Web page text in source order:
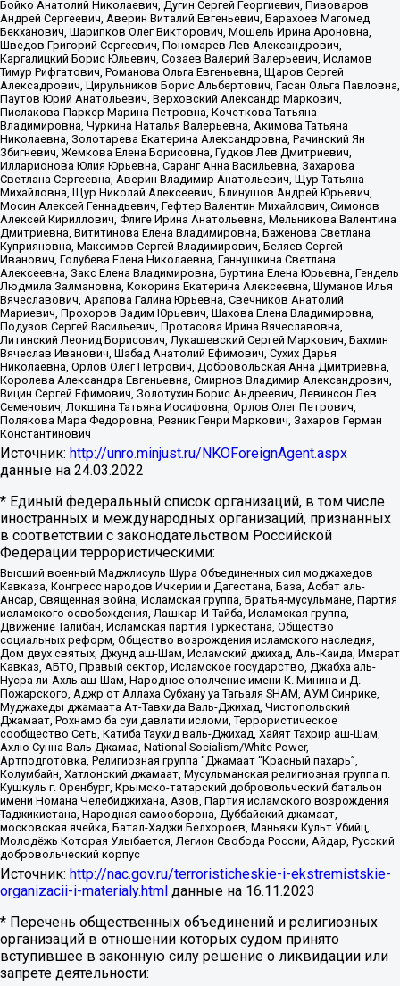
Бойко Анатолий Николаевич, Дугин Сергей Георгиевич, Пивоваров
Андрей Сергеевич, Аверин Виталий Евгеньевич, Барахоев Магомед
Бекханович, Шарипков Олег Викторович, Мошель Ирина Ароновна,
Шведов Григорий Сергеевич, Пономарев Лев Александрович,
Каргалицкий Борис Юльевич, Созаев Валерий Валерьевич, Исламов
Тимур Рифгатович, Романова Ольга Евгеньевна, Щаров Сергей
Алексадрович, Цирульников Борис Альбертович, Гасан Ольга Павловна,
Паутов Юрий Анатольевич, Верховский Александр Маркович,
Пислакова-Паркер Марина Петровна, Кочеткова Татьяна
Владимировна, Чуркина Наталья Валерьевна, Акимова Татьяна
Николаевна, Золотарева Екатерина Александровна, Рачинский Ян
Збигневич, Жемкова Елена Борисовна, Гудков Лев Дмитриевич,
Илларионова Юлия Юрьевна, Саранг Анна Васильевна, Захарова
Светлана Сергеевна, Аверин Владимир Анатольевич, Щур Татьяна
Михайловна, Щур Николай Алексеевич, Блинушов Андрей Юрьевич,
Мосин Алексей Геннадьевич, Гефтер Валентин Михайлович, Симонов
Алексей Кириллович, Флиге Ирина Анатольевна, Мельникова Валентина
Дмитриевна, Вититинова Елена Владимировна, Баженова Светлана
Куприяновна, Максимов Сергей Владимирович, Беляев Сергей
Иванович, Голубева Елена Николаевна, Ганнушкина Светлана
Алексеевна, Закс Елена Владимировна, Буртина Елена Юрьевна, Гендель
Людмила Залмановна, Кокорина Екатерина Алексеевна, Шуманов Илья
Вячеславович, Арапова Галина Юрьевна, Свечников Анатолий
Мариевич, Прохоров Вадим Юрьевич, Шахова Елена Владимировна,
Подузов Сергей Васильевич, Протасова Ирина Вячеславовна,
Литинский Леонид Борисович, Лукашевский Сергей Маркович, Бахмин
Вячеслав Иванович, Шабад Анатолий Ефимович, Сухих Дарья
Николаевна, Орлов Олег Петрович, Добровольская Анна Дмитриевна,
Королева Александра Евгеньевна, Смирнов Владимир Александрович,
Вицин Сергей Ефимович, Золотухин Борис Андреевич, Левинсон Лев
Семенович, Локшина Татьяна Иосифовна, Орлов Олег Петрович,
Полякова Мара Федоровна, Резник Генри Маркович, Захаров Герман
Константинович
Источник: http://unro.minjust.ru/NKOForeignAgent.aspx
данные на 24.03.2022
* Единый федеральный список организаций, в том числе
иностранных и международных организаций, признанных
в соответствии с законодательством Российской
Федерации террористическими:
Высший военный Маджлисуль Шура Объединенных сил моджахедов
Кавказа, Конгресс народов Ичкерии и Дагестана, База, Асбат аль-
Ансар, Священная война, Исламская группа, Братья-мусульмане, Партия
исламского освобождения, Лашкар-И-Тайба, Исламская группа,
Движение Талибан, Исламская партия Туркестана, Общество
социальных реформ, Общество возрождения исламского наследия,
Дом двух святых, Джунд аш-Шам, Исламский джихад, Аль-Каида, Имарат
Кавказ, АБТО, Правый сектор, Исламское государство, Джабха аль-
Нусра ли-Ахль аш-Шам, Народное ополчение имени К. Минина и Д.
Пожарского, Аджр от Аллаха Субхану уа Тагьаля SHAM, АУМ Синрике,
Муджахеды джамаата Ат-Тавхида Валь-Джихад, Чистопольский
Джамаат, Рохнамо ба суи давлати исломи, Террористическое
сообщество Сеть, Катиба Таухид валь-Джихад, Хайят Тахрир аш-Шам,
Ахлю Сунна Валь Джамаа, National Socialism/White Power,
Артподготовка, Религиозная группа “Джамаат “Красный пахарь”,
Колумбайн, Хатлонский джамаат, Мусульманская религиозная группа п.
Кушкуль г. Оренбург, Крымско-татарский добровольческий батальон
имени Номана Челебиджихана, Азов, Партия исламского возрождения
Таджикистана, Народная самооборона, Дуббайский джамаат,
московская ячейка, Батал-Хаджи Белхороев, Маньяки Культ Убийц,
Молодёжь Которая Улыбается, Легион Свобода России, Айдар, Русский
добровольческий корпус
Источник: http://nac.gov.ru/terroristicheskie-i-ekstremistskie-
organizacii-i-materialy.html данные на 16.11.2023
* Перечень общественных объединений и религиозных
организаций в отношении которых судом принято
вступившее в законную силу решение о ликвидации или
запрете деятельности: